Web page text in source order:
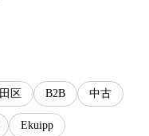
区 B2B 中古
Ekuipp